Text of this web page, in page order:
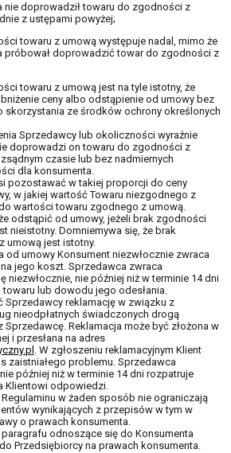
nie doprowadził towaru do zgodności z
z ustępami powyżej;
towaru z umową występuje nadal, mimo że
próbował doprowadzić towar do zgodności z
towaru z umową jest na tyle istotny, że
ceny albo odstąpienie od umowy bez
skorzystania ze środków ochrony określonych
Sprzedawcy lub okoliczności wyraźnie
doprowadzi on towaru do zgodności z
czasie lub bez nadmiernych
dla konsumenta.
pozostawać w takiej proporcji do ceny
w jakiej wartość Towaru niezgodnego z
wartości towaru zgodnego z umową.
odstąpić od umowy, jeżeli brak zgodności
nieistotny. Domniemywa się, że brak
umową jest istotny.
od umowy Konsument niezwłocznie zwraca
jego koszt. Sprzedawca zwraca
niezwłocznie, nie później niż w terminie 14 dni
lub dowodu jego odesłania.
Sprzedawcy reklamację w związku z
nieodpłatnych świadczonych drogą
Sprzedawcę. Reklamacja może być złożona w
i przesłana na adres
. W zgłoszeniu reklamacyjnym Klient
zaistniałego problemu. Sprzedawca
później niż w terminie 14 dni rozpatruje
Klientowi odpowiedzi.
w żaden sposób nie ograniczają
wynikających z przepisów w tym w
o prawach konsumenta.
odnoszące się do Konsumenta
Przedsiębiorcy na prawach konsumenta.